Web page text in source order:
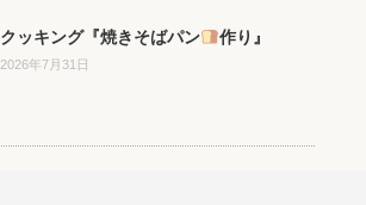
クッキング『焼きそばパン 作り』
2026年7月31日